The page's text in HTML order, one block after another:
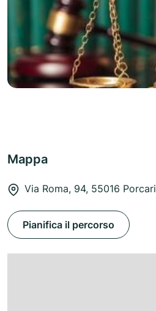
Mappa
Via Roma, 94, 55016 Porcari
Pianifica il percorso